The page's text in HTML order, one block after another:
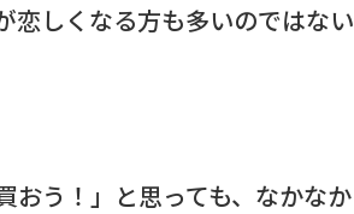
恋しくなる方も多いのではない
おう！」と思っても、なかなか